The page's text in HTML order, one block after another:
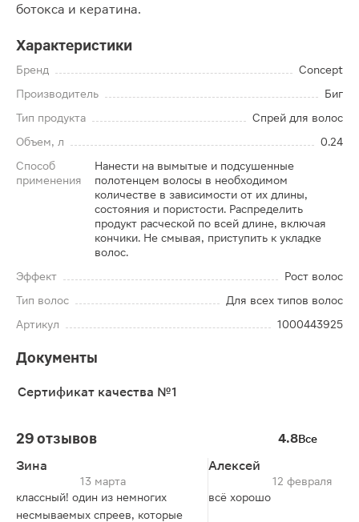
ботокса и кератина.
Характеристики
Бренд
Concept
Производитель
Биг
Тип продукта
Спрей для волос
Объем, л
0.24
Способ
применения
Нанести на вымытые и подсушенные
полотенцем волосы в необходимом
количестве в зависимости от их длины,
состояния и пористости. Распределить
продукт расческой по всей длине, включая
кончики. Не смывая, приступить к укладке
волос.
Эффект
Рост волос
Тип волос
Для всех типов волос
Артикул
1000443925
Документы
Сертификат качества №1
29 отзывов 4.8Все
Зина
13 марта
классный! один из немногих
несмываемых спреев, которые
Алексей
12 февраля
всё хорошо